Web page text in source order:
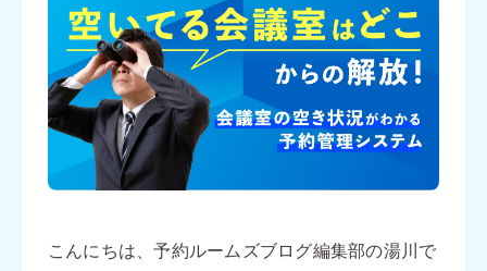
こんにちは、予約ルームズブログ編集部の湯川で